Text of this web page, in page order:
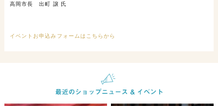
高岡市長 出町 譲 氏
イベントお申込みフォームはこちらから